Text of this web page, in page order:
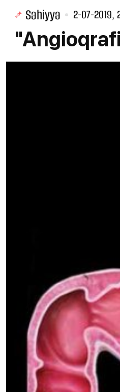
Səhiyyə 2-07-2019,